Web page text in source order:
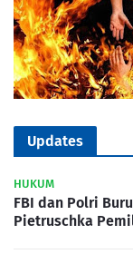
Updates
HUKUM
FBI dan Polri
Pietruschka